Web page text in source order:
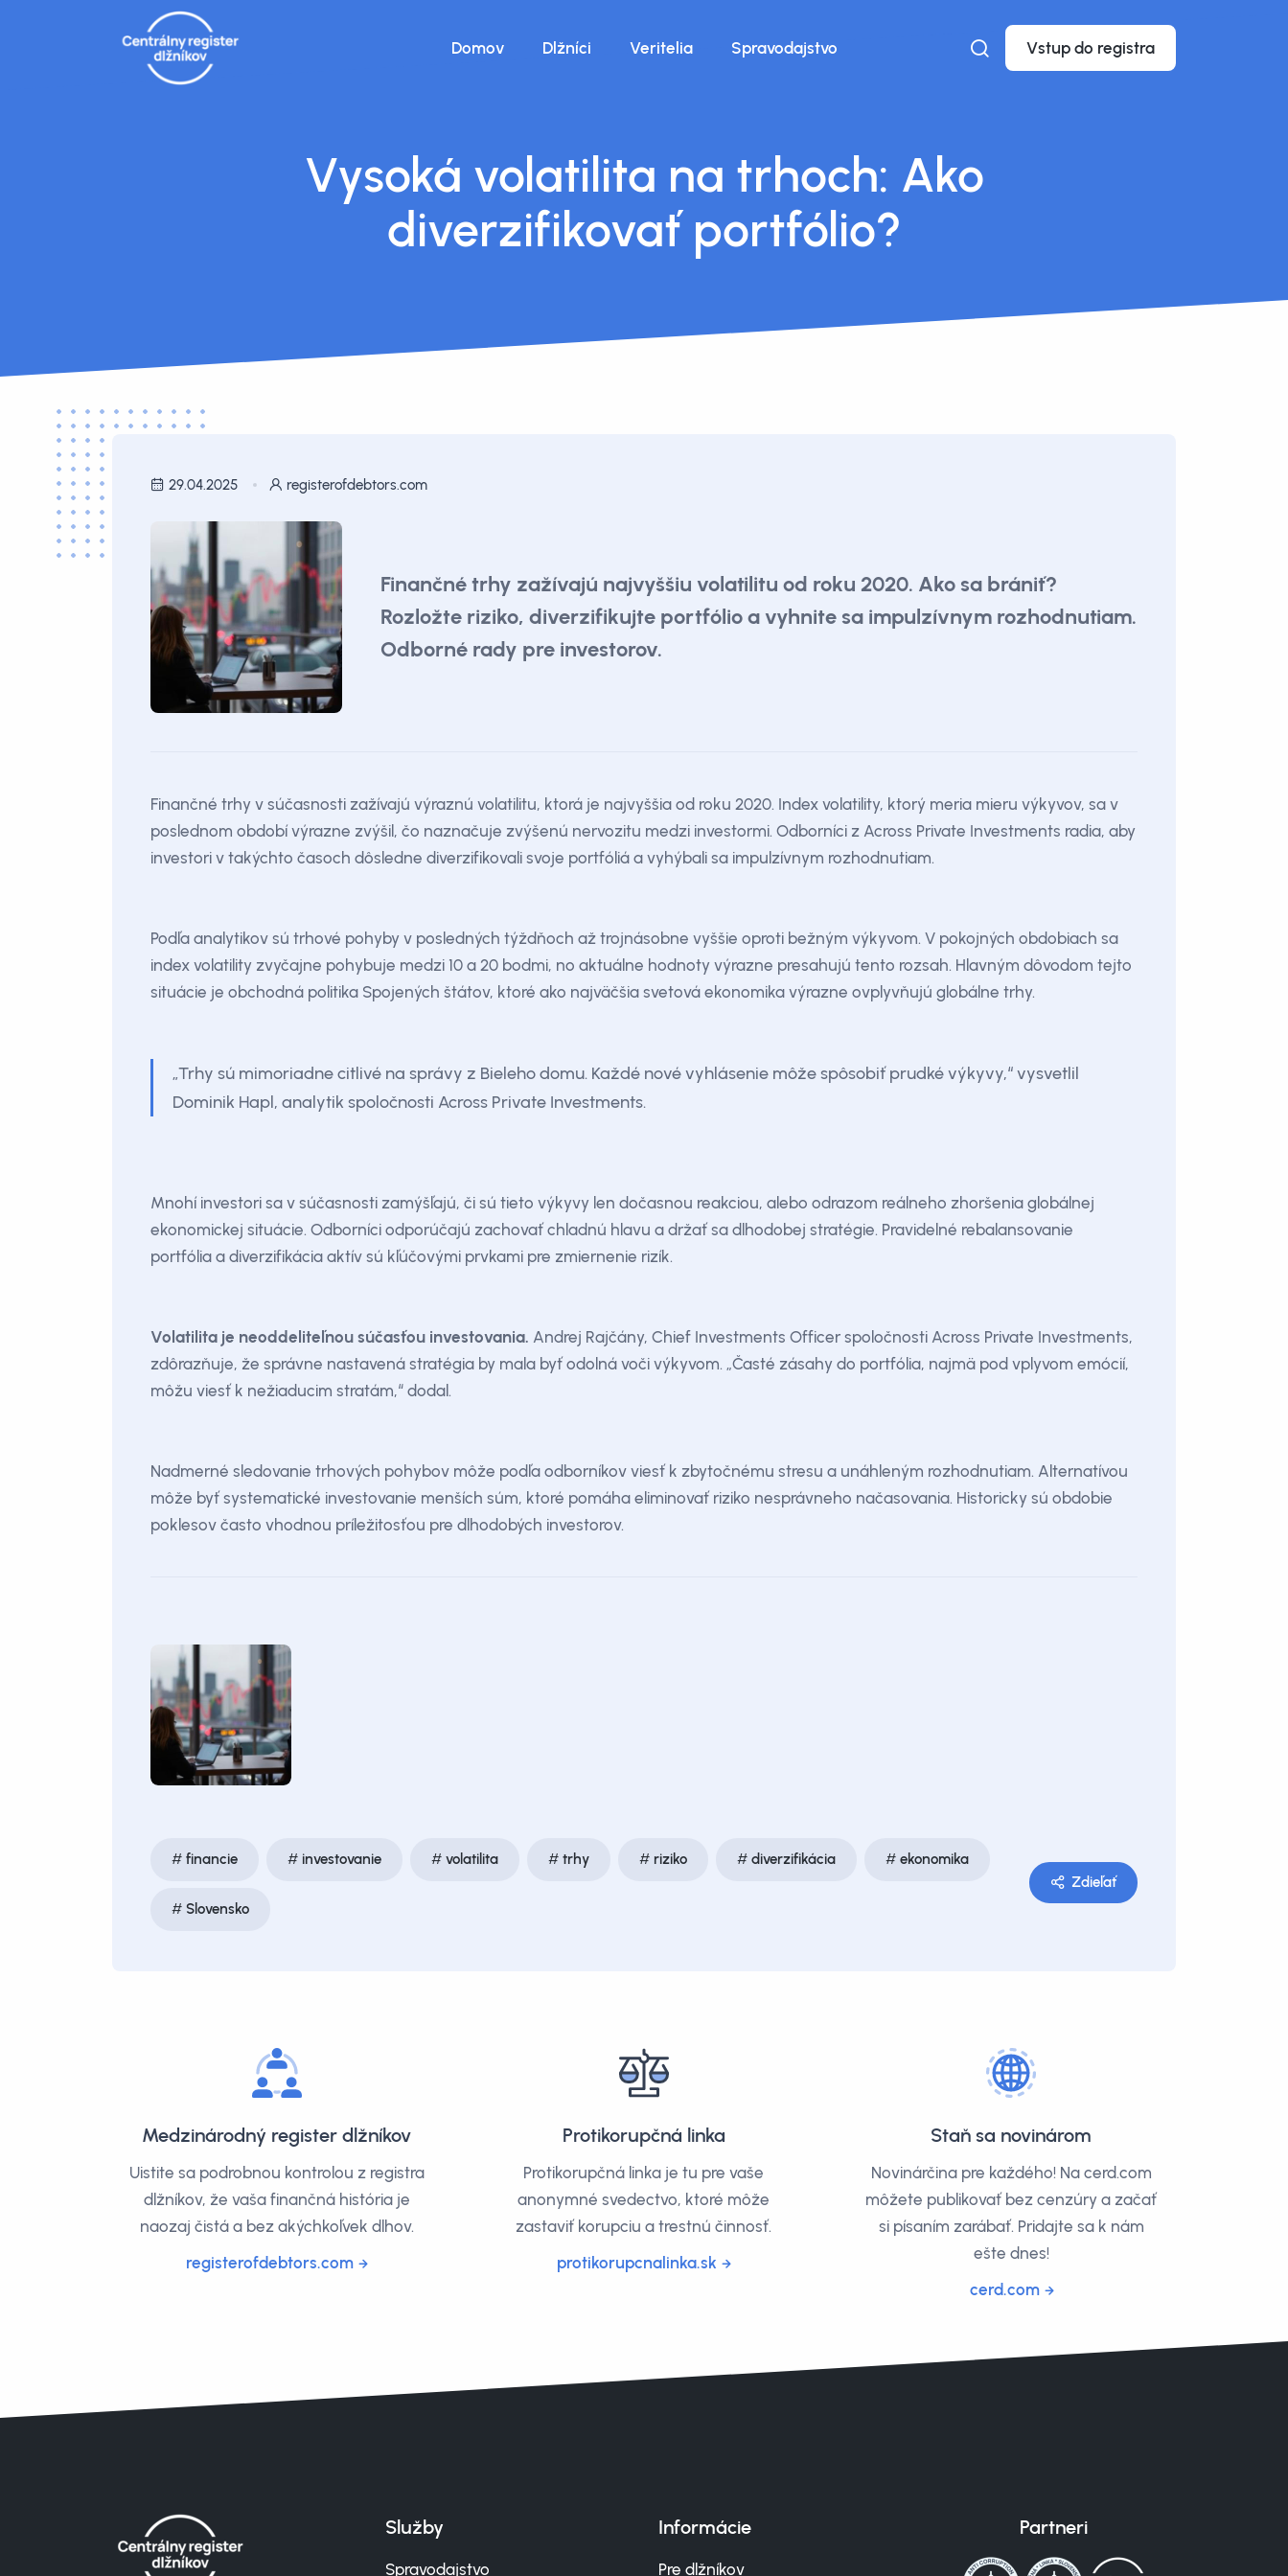
Domov Dlžníci Veritelia Spravodajstvo Vstup do registra
Vysoká volatilita na trhoch: Ako
diverzifikovať portfólio?
29.04.2025 registerofdebtors.com
Finančné trhy zažívajú najvyššiu volatilitu od roku 2020. Ako sa brániť?
Rozložte riziko, diverzifikujte portfólio a vyhnite sa impulzívnym rozhodnutiam.
Odborné rady pre investorov.
Finančné trhy v súčasnosti zažívajú výraznú volatilitu, ktorá je najvyššia od roku 2020. Index volatility, ktorý meria mieru výkyvov, sa v
poslednom období výrazne zvýšil, čo naznačuje zvýšenú nervozitu medzi investormi. Odborníci z Across Private Investments radia, aby
investori v takýchto časoch dôsledne diverzifikovali svoje portfóliá a vyhýbali sa impulzívnym rozhodnutiam.
Podľa analytikov sú trhové pohyby v posledných týždňoch až trojnásobne vyššie oproti bežným výkyvom. V pokojných obdobiach sa
index volatility zvyčajne pohybuje medzi 10 a 20 bodmi, no aktuálne hodnoty výrazne presahujú tento rozsah. Hlavným dôvodom tejto
situácie je obchodná politika Spojených štátov, ktoré ako najväčšia svetová ekonomika výrazne ovplyvňujú globálne trhy.
„Trhy sú mimoriadne citlivé na správy z Bieleho domu. Každé nové vyhlásenie môže spôsobiť prudké výkyvy,“ vysvetlil
Dominik Hapl, analytik spoločnosti Across Private Investments.
Mnohí investori sa v súčasnosti zamýšľajú, či sú tieto výkyvy len dočasnou reakciou, alebo odrazom reálneho zhoršenia globálnej
ekonomickej situácie. Odborníci odporúčajú zachovať chladnú hlavu a držať sa dlhodobej stratégie. Pravidelné rebalansovanie
portfólia a diverzifikácia aktív sú kľúčovými prvkami pre zmiernenie rizík.
Volatilita je neoddeliteľnou súčasťou investovania. Andrej Rajčány, Chief Investments Officer spoločnosti Across Private Investments,
zdôrazňuje, že správne nastavená stratégia by mala byť odolná voči výkyvom. „Časté zásahy do portfólia, najmä pod vplyvom emócií,
môžu viesť k nežiaducim stratám,“ dodal.
Nadmerné sledovanie trhových pohybov môže podľa odborníkov viesť k zbytočnému stresu a unáhleným rozhodnutiam. Alternatívou
môže byť systematické investovanie menších súm, ktoré pomáha eliminovať riziko nesprávneho načasovania. Historicky sú obdobie
poklesov často vhodnou príležitosťou pre dlhodobých investorov.
financie investovanie volatilita trhy riziko diverzifikácia ekonomika
Slovensko
Zdieľať
Medzinárodný register dlžníkov
Uistite sa podrobnou kontrolou z registra
dlžníkov, že vaša finančná história je
naozaj čistá a bez akýchkoľvek dlhov.
registerofdebtors.com
Protikorupčná linka
Protikorupčná linka je tu pre vaše
anonymné svedectvo, ktoré môže
zastaviť korupciu a trestnú činnosť.
protikorupcnalinka.sk
Staň sa novinárom
Novinárčina pre každého! Na cerd.com
môžete publikovať bez cenzúry a začať
si písaním zarábať. Pridajte sa k nám
ešte dnes!
cerd.com
Služby
Spravodajstvo
Informácie
Pre dlžníkov
Partneri